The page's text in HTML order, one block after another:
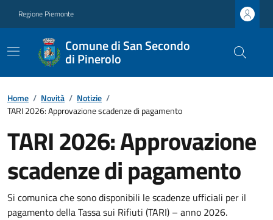
Regione Piemonte
Comune di San Secondo
di Pinerolo
Home / Novità / Notizie /
TARI 2026: Approvazione scadenze di pagamento
TARI 2026: Approvazione
scadenze di pagamento
Si comunica che sono disponibili le scadenze ufficiali per il
pagamento della Tassa sui Rifiuti (TARI) – anno 2026.